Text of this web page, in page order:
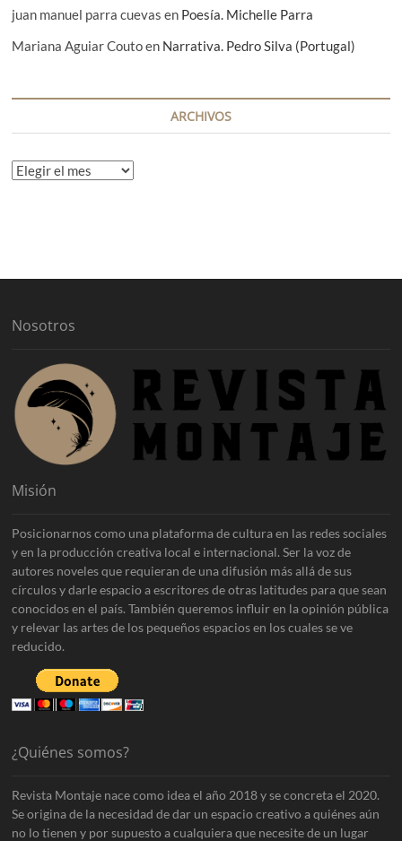
juan manuel parra cuevas en Poesía. Michelle Parra
Mariana Aguiar Coutoen Narrativa. Pedro Silva (Portugal)
ARCHIVOS
A
Nosotros
Misión
Posicionarnos como una plataforma de cultura en las redes sociales
y en la producción creativa local e internacional. Ser la voz de
autores noveles que requieran de una difusión más allá de sus
círculos y darle espacio a escritores de otras latitudes para que sean
conocidos en el país. También queremos influir en la opinión pública
y relevar las artes de los pequeños espacios en los cuales se ve
reducido.
¿Quiénes somos?
Revista Montaje nace como idea el año 2018 y se concreta el 2020.
Se origina de la necesidad de dar un espacio creativo a quiénes aún
no lo tienen y por supuesto a cualquiera que necesite de un lugar